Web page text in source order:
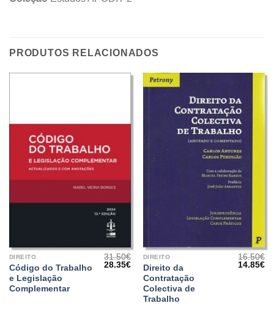
PRODUTOS RELACIONADOS
DIREITO
Código do Trabalho
e Legislação
Complementar
31.50€
O
28.35€O
preço
atual
28.35€.
DIREITO
Direito da
Contratação
Colectiva de
Trabalho
16.50€
O
14.85€O